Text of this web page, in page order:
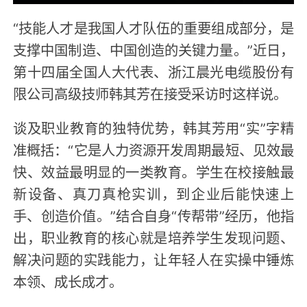
“技能人才是我国人才队伍的重要组成部分，是
支撑中国制造、中国创造的关键力量。”近日，
第十四届全国人大代表、浙江晨光电缆股份有
限公司高级技师韩其芳在接受采访时这样说。
谈及职业教育的独特优势，韩其芳用“实”字精
准概括：“它是人力资源开发周期最短、见效最
快、效益最明显的一类教育。学生在校接触最
新设备、真刀真枪实训，到企业后能快速上
手、创造价值。”结合自身“传帮带”经历，他指
出，职业教育的核心就是培养学生发现问题、
解决问题的实践能力，让年轻人在实操中锤炼
本领、成长成才。